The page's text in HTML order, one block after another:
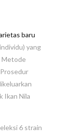
baru
yang
Metode
Ikan Nila
6 strain